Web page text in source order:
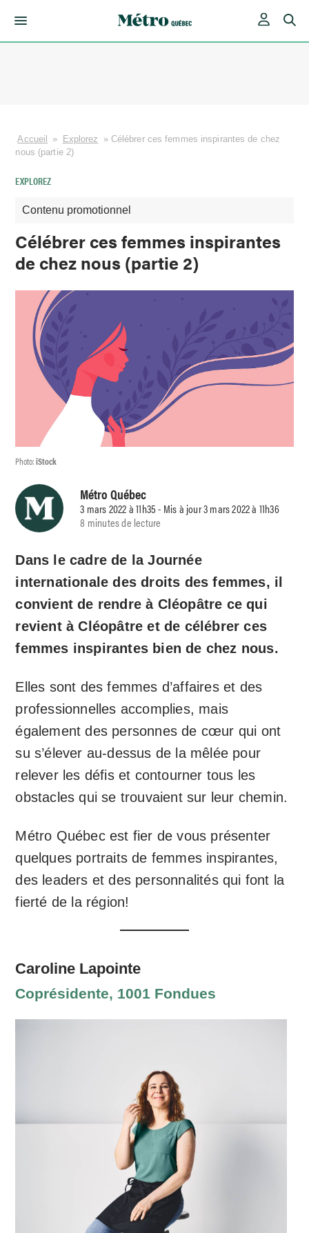
Accueil » Explorez » Célébrer ces femmes inspirantes de chez
nous (partie 2)
EXPLOREZ
Contenu promotionnel
Célébrer ces femmes inspirantes
de chez nous (partie 2)
Photo:iStock
Métro Québec
3 mars 2022 à 11h35 - Mis à jour 3 mars 2022 à 11h36
8 minutes de lecture
Dans le cadre de la Journée
internationale des droits des femmes, il
convient de rendre à Cléopâtre ce qui
revient à Cléopâtre et de célébrer ces
femmes inspirantes bien de chez nous.
Elles sont des femmes d’affaires et des
professionnelles accomplies, mais
également des personnes de cœur qui ont
su s’élever au-dessus de la mêlée pour
relever les défis et contourner tous les
obstacles qui se trouvaient sur leur chemin.
Métro Québec est fier de vous présenter
quelques portraits de femmes inspirantes,
des leaders et des personnalités qui font la
fierté de la région!
Caroline Lapointe
Coprésidente, 1001 Fondues